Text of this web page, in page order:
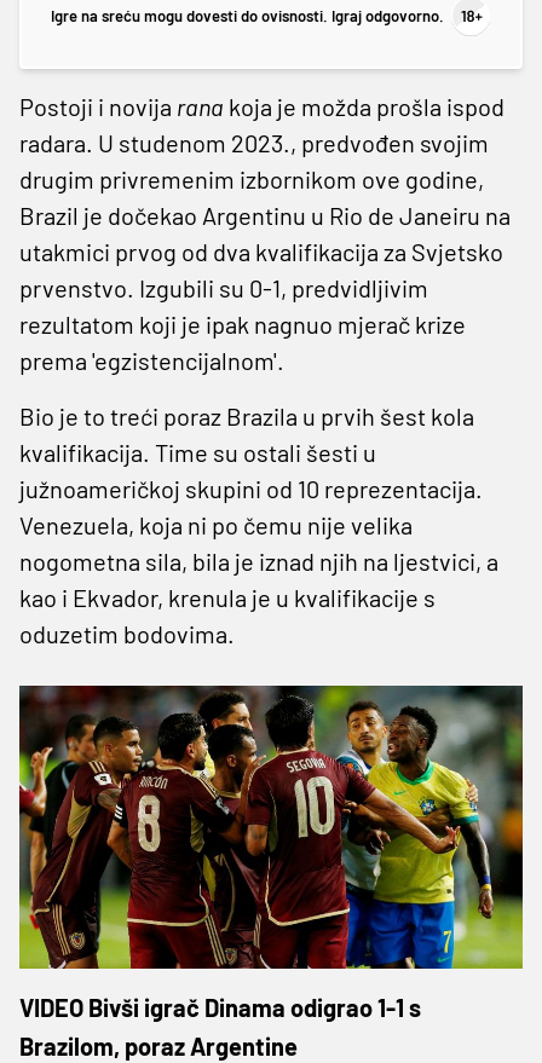
Igre na sreću mogu dovesti do ovisnosti. Igraj odgovorno.
Postoji i novija rana koja je možda prošla ispod
radara. U studenom 2023., predvođen svojim
drugim privremenim izbornikom ove godine,
Brazil je dočekao Argentinu u Rio de Janeiru na
utakmici prvog od dva kvalifikacija za Svjetsko
prvenstvo. Izgubili su 0-1, predvidljivim
rezultatom koji je ipak nagnuo mjerač krize
prema 'egzistencijalnom'.
Bio je to treći poraz Brazila u prvih šest kola
kvalifikacija. Time su ostali šesti u
južnoameričkoj skupini od 10 reprezentacija.
Venezuela, koja ni po čemu nije velika
nogometna sila, bila je iznad njih na ljestvici, a
kao i Ekvador, krenula je u kvalifikacije s
oduzetim bodovima.
VIDEO Bivši igrač Dinama odigrao 1-1 s
Brazilom, poraz Argentine